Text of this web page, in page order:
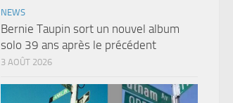
NEWS
Bernie Taupin sort un nouvel album
solo 39 ans après le précédent
3 AOÛT 2026